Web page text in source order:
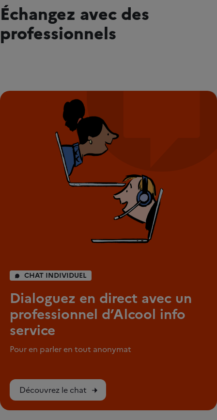
Échangez avec des
professionnels
CHAT INDIVIDUEL
Dialoguez en direct avec un
professionnel d’Alcool info
service
Pour en parler en tout anonymat
Découvrez le chat